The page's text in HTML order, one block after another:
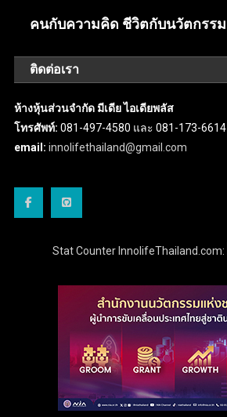
คนกับความคิด ชีวิตกับนวัตกรรม
ติดต่อเรา
ห้างหุ้นส่วนจำกัด มีเดีย ไอเดียพลัส
โทรศัพท์: 081-497-4580 และ 081-173-6614
email: innolifethailand@gmail.com
Stat Counter InnolifeThailand.com: